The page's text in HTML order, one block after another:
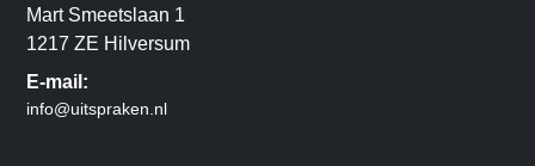
Mart Smeetslaan 1
1217 ZE Hilversum
E-mail:
info@uitspraken.nl